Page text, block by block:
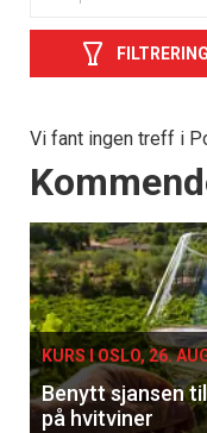
FILTRERING
Vi fant ingen treff i
Events
KURS I OSLO, 26.
Benytt sjansen
på hvitviner